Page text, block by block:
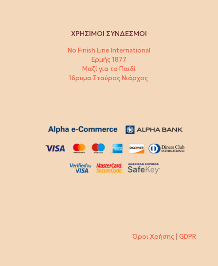
ΧΡΗΣΙΜΟΙ ΣΥΝΔΕΣΜΟΙ
No Finish Line International
Ερμής 1877
Μαζί για το Παιδί
Ίδρυμα Σταύρος Νιάρχος
Όροι Χρήσης GDPR